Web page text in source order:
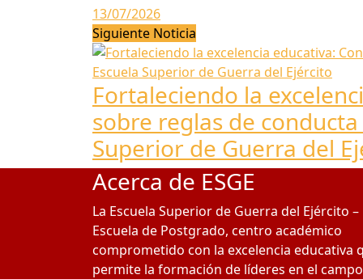
13/07/2026
Siguiente Noticia
Fortaleciendo la
sobre reglas de
Superior de Guerra del
Acerca de ESGE
La Escuela Superior de Guerra del Ejército –
Escuela de Postgrado, centro académico
comprometido con la excelencia educativa
permite la formación de líderes en el